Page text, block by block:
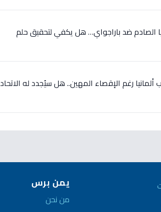
الصادم ضد باراجواي… هل يكفي لتحقيق حلم
رغم الإقصاء المهين.. هل سيُجدد له الاتحاد
يمن برس
من نحن